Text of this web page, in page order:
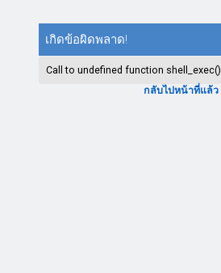
เกิดข้อผิดพลาด!
Call to undefined function shell_exec()
กลับไปหน้าที่แล้ว